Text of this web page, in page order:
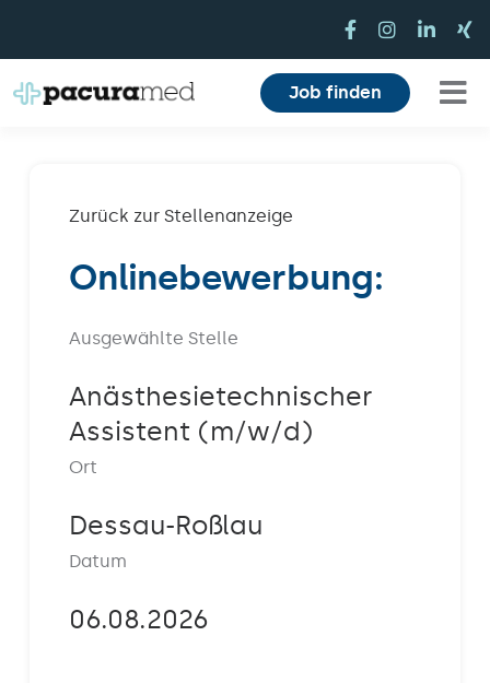
springen
Für Einrichtungen
Mitarbeiterbereich
Karriere
Über uns
Kontakt
Job finden
Zurück zur Stellenanzeige
Onlinebewerbung:
Ausgewählte Stelle
Anästhesietechnischer
Assistent (m/w/d)
Ort
Dessau-Roßlau
Datum
06.08.2026